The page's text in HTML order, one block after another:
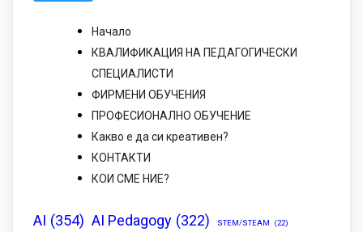
Начало
КВАЛИФИКАЦИЯ НА ПЕДАГОГИЧЕСКИ
СПЕЦИАЛИСТИ
ФИРМЕНИ ОБУЧЕНИЯ
ПРОФЕСИОНАЛНО ОБУЧЕНИЕ
Какво е да си креативен?
КОНТАКТИ
КОИ СМЕ НИЕ?
AI (354) AI Pedagogy (322) STEM/STEAM (22)